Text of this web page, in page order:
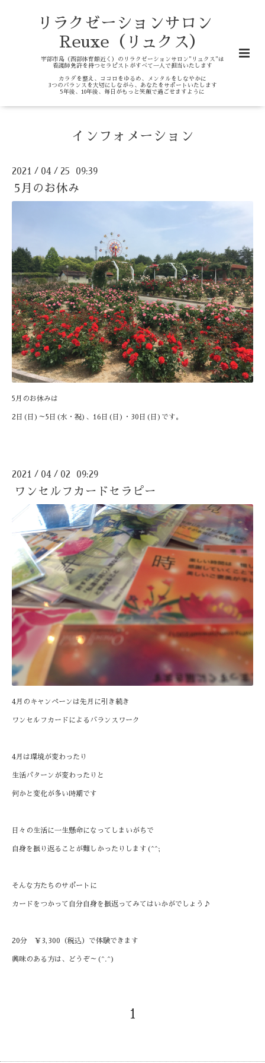
リラクゼーションサロン
Reuxe（リュクス）
宇部市島（西部体育館近く）のリラクゼーションサロン"リュクス"は
看護師免許を持つセラピストがすべて一人で担当いたします
カラダを整え、ココロをゆるめ、メンタルをしなやかに
3つのバランスを大切にしながら、あなたをサポートいたします
5年後、10年後、毎日がもっと笑顔で過ごせますように
インフォメーション
2021 / 04 / 25 09:39
5月のお休み
5月のお休みは
2日(日)～5日(水・祝)、16日(日)・30日(日)です。
2021 / 04 / 02 09:29
ワンセルフカードセラピー
4月のキャンペーンは先月に引き続き
ワンセルフカードによるバランスワーク
4月は環境が変わったり
生活パターンが変わったりと
何かと変化が多い時期です
日々の生活に一生懸命になってしまいがちで
自身を振り返ることが難しかったりします(^^;
そんな方たちのサポートに
カードをつかって自分自身を振返ってみてはいかがでしょう♪
20分 ￥3,300（税込）で体験できます
興味のある方は、どうぞ～(^.^)
1